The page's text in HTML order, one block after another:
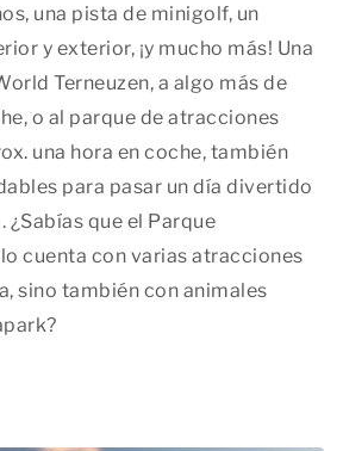
una pista de minigolf, un
y exterior, ¡y mucho más! Una
Terneuzen, a algo más de
o al parque de atracciones
una hora en coche, también
para pasar un día divertido
que el Parque
cuenta con varias atracciones
sino también con animales